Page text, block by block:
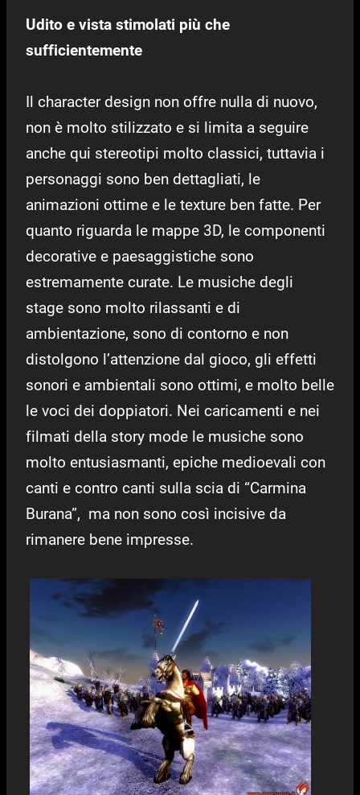
Udito e vista stimolati più che
sufficientemente
Il character design non offre nulla di nuovo,
non è molto stilizzato e si limita a seguire
anche qui stereotipi molto classici, tuttavia i
personaggi sono ben dettagliati, le
animazioni ottime e le texture ben fatte. Per
quanto riguarda le mappe 3D, le componenti
decorative e paesaggistiche sono
estremamente curate. Le musiche degli
stage sono molto rilassanti e di
ambientazione, sono di contorno e non
distolgono l’attenzione dal gioco, gli effetti
sonori e ambientali sono ottimi, e molto belle
le voci dei doppiatori. Nei caricamenti e nei
filmati della story mode le musiche sono
molto entusiasmanti, epiche medioevali con
canti e contro canti sulla scia di “Carmina
Burana”, ma non sono così incisive da
rimanere bene impresse.